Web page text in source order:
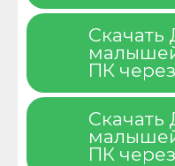
Скачать
ПК
Скачать
ПК